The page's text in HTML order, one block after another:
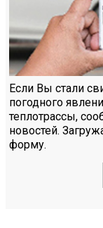
Если Вы стали
погодного
теплотрассы,
новостей.
форму.